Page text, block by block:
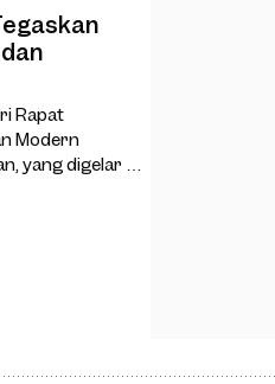
Rapat
Modern
yang digelar di